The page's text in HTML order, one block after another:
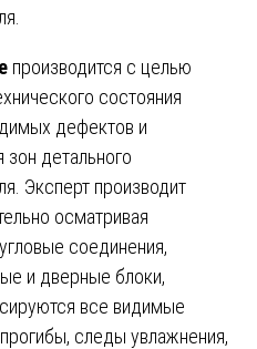
производится с целью
состояния
дефектов и
детального
Эксперт производит
осматривая
соединения,
и дверные блоки,
все видимые
следы увлажнения,